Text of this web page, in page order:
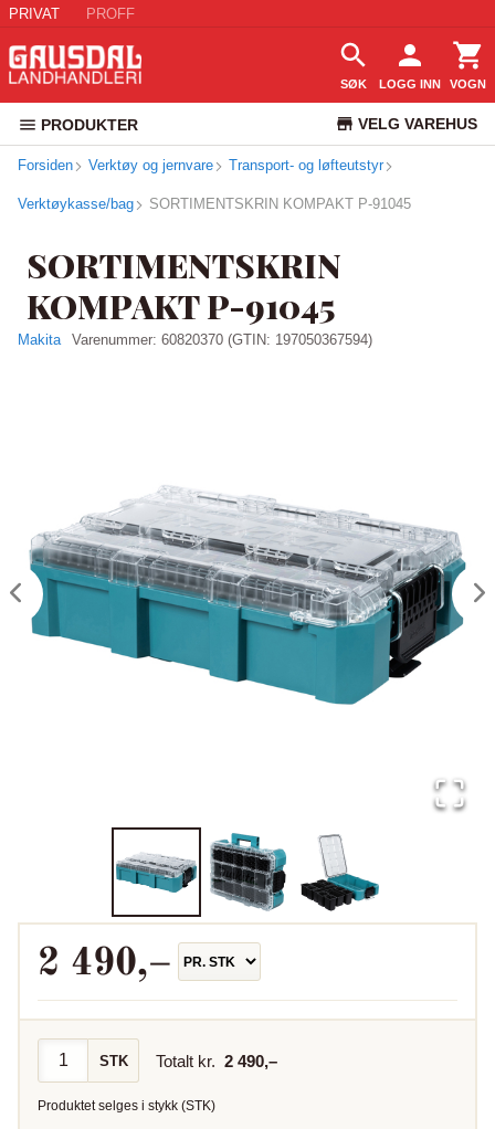
PRIVAT PROFF
SØK LOGG INN VOGN
PRODUKTER VELG VAREHUS
KUNDESERVICE
Forsiden Verktøy og jernvare Transport- og løfteutstyr
Verktøykasse/bag SORTIMENTSKRIN KOMPAKT P-91045
SORTIMENTSKRIN
KOMPAKT P-91045
Makita Varenummer: 60820370 (GTIN: 197050367594)
2 490,–
STK Totalt kr. 2 490,–
Produktet selges i stykk (STK)